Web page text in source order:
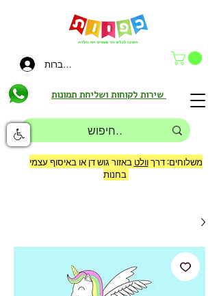
להתחברות
משלוחים: דרךוולט באזור גוש דן או באיסוף עצמי
בחנות